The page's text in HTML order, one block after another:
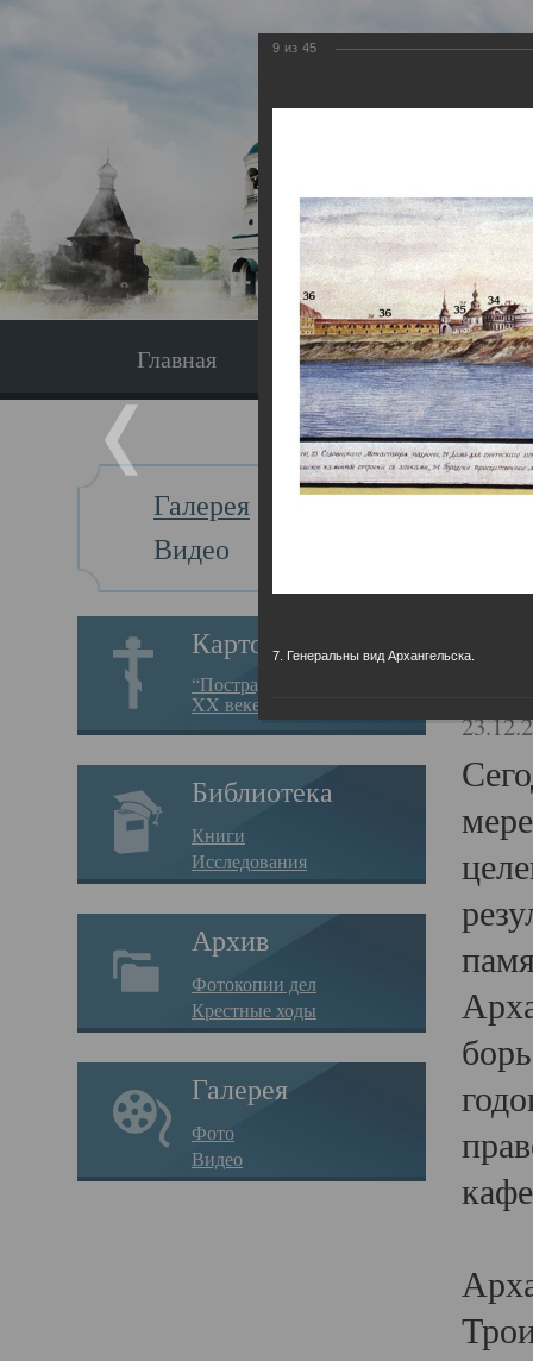
Главная Экскурсия
Галерея
Видео
Картотека
“Пострадавшие за веру в
XX веке на Севере”
Библиотека
Книги
Исследования
Архив
Фотокопии дел
Крестные ходы
Галерея
Фото
Видео
Главная
9 из 45
7. Генеральны вид Архангельска.